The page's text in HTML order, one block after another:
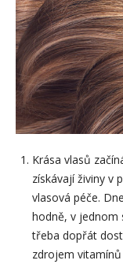
Krása vlasů
získávají živiny v
vlasová péče.
hodně, v jednom
třeba dopřát
zdrojem